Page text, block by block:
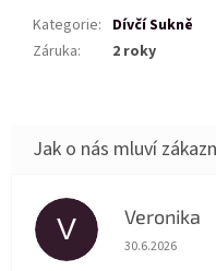
Kategorie: Dívčí Sukně
Záruka: 2 roky
V Veronika
Hodnocení
30.6.2026